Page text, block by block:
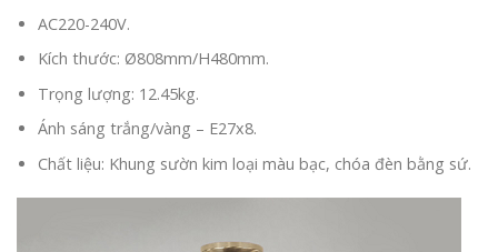
AC220-240V.
Kích thước: Ø808mm/H480mm.
Trọng lượng: 12.45kg.
Ánh sáng trắng/vàng – E27x8.
Chất liệu: Khung sườn kim loại màu bạc, chóa đèn bằng sứ.